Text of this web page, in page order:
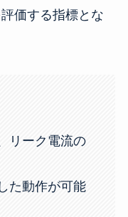
価する指標とな
リーク電流の
た動作が可能